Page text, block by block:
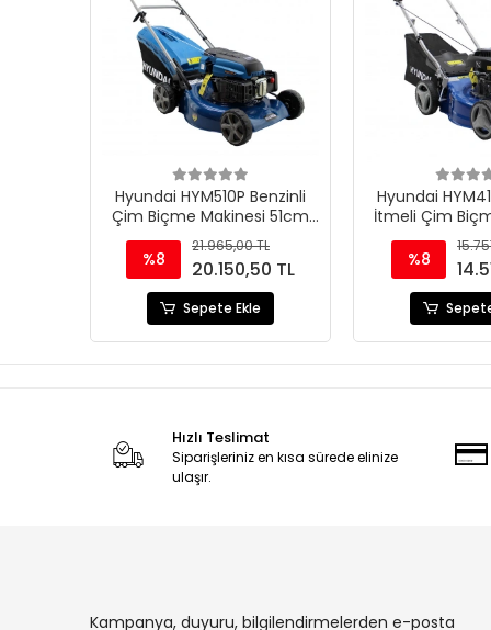
Hyundai HYM510P Benzinli
Çim Biçme Makinesi 51cm
196cc İtmeli
%8
21.965,00 TL
20.150,50 TL
Sepete Ekle
Hyundai
İtmeli Çim
%8
Hızlı Teslimat
Siparişleriniz en kısa sürede elinize
ulaşır.
Kampanya, duyuru, bilgilendirmelerden e-posta